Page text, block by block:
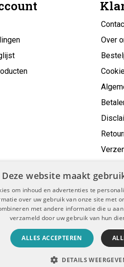
Over
Disclaimer & Privacy
2026 - De Boer Dental |
Deze website maakt
om inhoud en advertenties te
over uw gebruik van onze site met
met andere informatie die u
verzameld door uw gebruik van hun
ALLES ACCEPTEREN
DETAILS